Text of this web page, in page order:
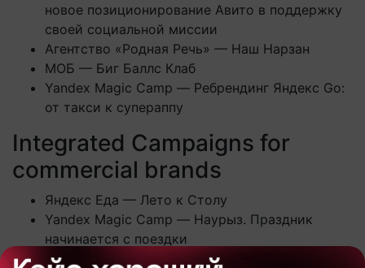
новое позиционирование Авито в поддержку
своей социальной миссии
Агентство «Родная Речь» — Наш Нарзан
МОБ — Биг Баллс Клаб
Yandex Magic Camp — Ребрендинг Яндекс Go:
от такси к супераппу
Integrated Campaigns for
commercial brands
Яндекс Еда — Лето к Столу
Yandex Magic Camp — Наурыз. Праздник
начинается с поездки
Восход — Потому что рядом Брусника